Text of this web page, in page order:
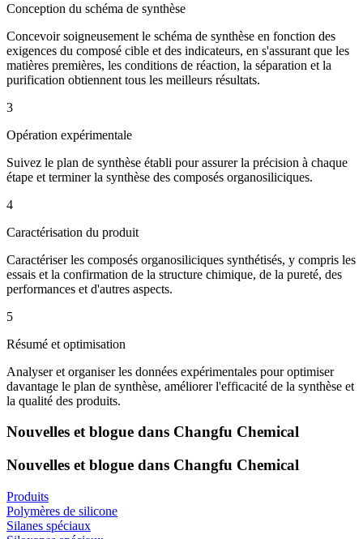
Conception du schéma de synthèse
Concevoir soigneusement le schéma de synthèse en fonction des
exigences du composé cible et des indicateurs, en s'assurant que les
matières premières, les conditions de réaction, la séparation et la
purification obtiennent tous les meilleurs résultats.
3
Opération expérimentale
Suivez le plan de synthèse établi pour assurer la précision à chaque
étape et terminer la synthèse des composés organosiliciques.
4
Caractérisation du produit
Caractériser les composés organosiliciques synthétisés, y compris les
essais et la confirmation de la structure chimique, de la pureté, des
performances et d'autres aspects.
5
Résumé et optimisation
Analyser et organiser les données expérimentales pour optimiser
davantage le plan de synthèse, améliorer l'efficacité de la synthèse et
la qualité des produits.
Nouvelles et blogue dans Changfu Chemical
Nouvelles et blogue dans Changfu Chemical
Produits
Polymères de silicone
Silanes spéciaux